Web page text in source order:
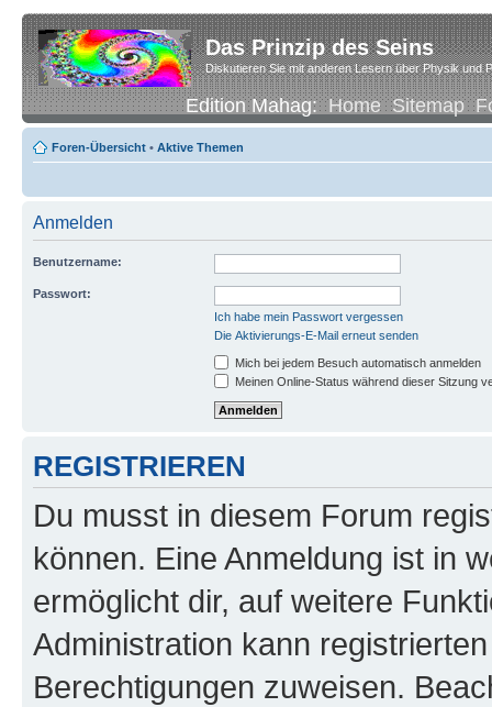
Das Prinzip des Seins
Diskutieren Sie mit anderen Lesern über Physik und
Edition Mahag:Home Sitemap
Foren-Übersicht • Aktive Themen
Anmelden
Benutzername:
Passwort:
Ich habe mein Passwort vergessen
Die Aktivierungs-E-Mail erneut senden
Mich bei jedem Besuch automatisch anmelden
Meinen Online-Status während dieser Sitzung
REGISTRIEREN
Du musst in diesem Forum
können. Eine Anmeldung ist in
ermöglicht dir, auf weitere
Administration kann
Berechtigungen zuweisen.